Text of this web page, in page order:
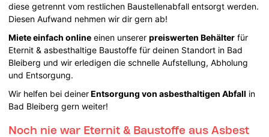
diese getrennt vom restlichen Baustellenabfall entsorgt werden.
Diesen Aufwand nehmen wir dir gern ab!
Miete einfach online einen unsererpreiswerten Behälter für
Eternit & asbesthaltige Baustoffe für deinen Standort in Bad
Bleiberg und wir erledigen die schnelle Aufstellung, Abholung
und Entsorgung.
Wir helfen bei deinerEntsorgung von asbesthaltigen Abfall in
Bad Bleiberg gern weiter!
Noch nie war Eternit & Baustoffe aus Asbest